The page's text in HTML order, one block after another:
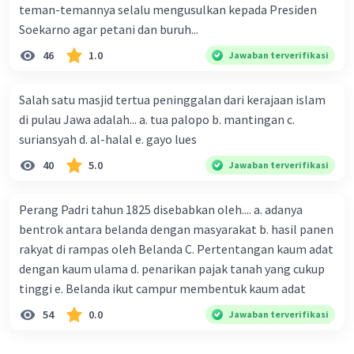
Menyebabkan konflik
Perjanjian Tordesillas tidak diakui oleh semua
Spanyol dan Portugis dengan negara-negara
lain, seperti Inggris dan Belanda.
Secara keseluruhan, Perjanjian Tordesillas
merupakan peristiwa penting dalam sejarah
dunia. Perjanjian ini memiliki pengaruh yang
perkembangan dunia modern.
Beri Rating·0.0(0) Balas
teman-temannya selalu mengusulkan kepada Presiden
Soekarno agar petani dan buruh...
46 1.0 Jawaban terverifikasi
Salah satu masjid tertua peninggalan dari kerajaan islam
di pulau Jawa adalah... a. tua palopo b. mantingan c.
suriansyah d. al-halal e. gayo lues
40 5.0 Jawaban terverifikasi
Perang Padri tahun 1825 disebabkan oleh.... a. adanya
bentrok antara belanda dengan masyarakat b. hasil panen
rakyat di rampas oleh Belanda C. Pertentangan kaum adat
dengan kaum ulama d. penarikan pajak tanah yang cukup
tinggi e. Belanda ikut campur membentuk kaum adat
54 0.0 Jawaban terverifikasi